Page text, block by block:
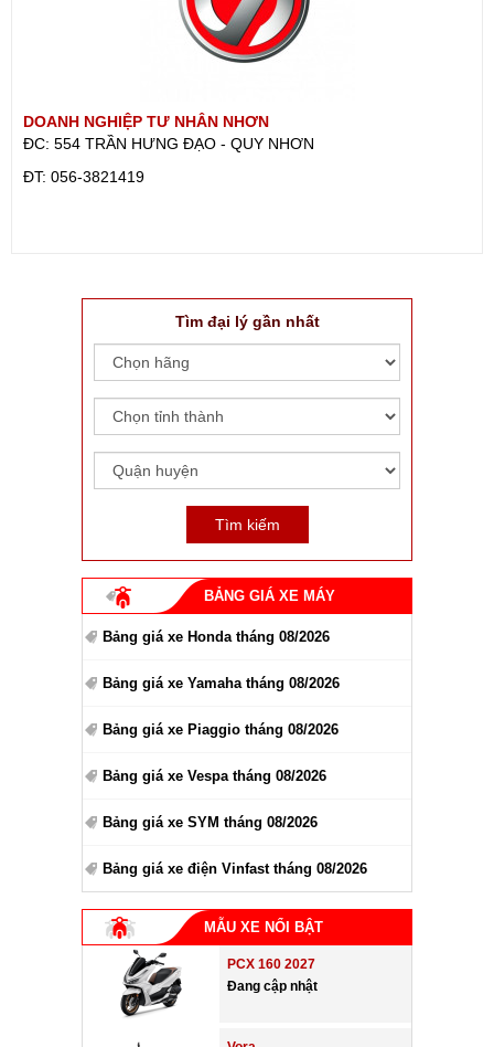
DOANH NGHIỆP TƯ NHÂN NHƠN
ĐC: 554 TRẦN HƯNG ĐẠO - QUY NHƠN
ÐT: 056-3821419
Tìm đại lý gần nhất
BẢNG GIÁ XE MÁY
Bảng giá xe Honda tháng 08/2026
Bảng giá xe Yamaha tháng 08/2026
Bảng giá xe Piaggio tháng 08/2026
Bảng giá xe Vespa tháng 08/2026
Bảng giá xe SYM tháng 08/2026
Bảng giá xe điện Vinfast tháng 08/2026
MẪU XE NỔI BẬT
PCX 160 2027
Đang cập nhật